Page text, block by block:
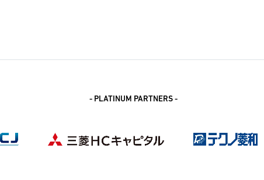
- PLATINUM PARTNERS -